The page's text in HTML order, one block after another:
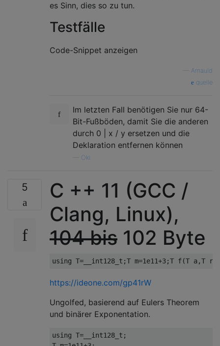
es Sinn, dies so zu tun.
Testfälle
Code-Snippet anzeigen
Arnauld
quelle
Im letzten Fall benötigen Sie nur 64-
Bit-Fußböden, damit Sie die anderen
durch 0 | x / y ersetzen und die
Deklaration entfernen können
Oki
5
C ++ 11 (GCC /
Clang, Linux),
104 bis 102 Byte
using T= __int128_t ;T m=1e11+3;T f(T a,T r
https://ideone.com/gp41rW
Ungolfed, basierend auf Eulers Theorem
und binärer Exponentation.
using T= __int128_t ;